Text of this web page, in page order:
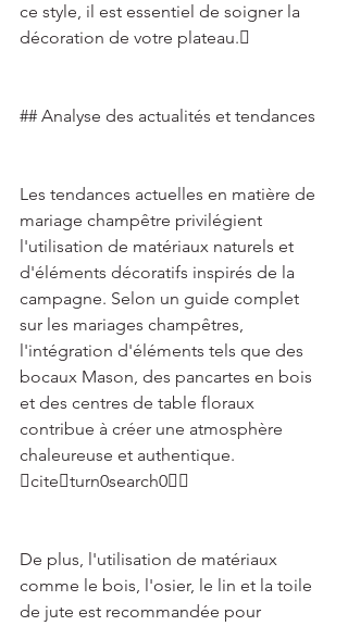
ce style, il est essentiel de soigner la
décoration de votre plateau.
## Analyse des actualités et tendances
Les tendances actuelles en matière de
mariage champêtre privilégient
l'utilisation de matériaux naturels et
d'éléments décoratifs inspirés de la
campagne. Selon un guide complet
sur les mariages champêtres,
l'intégration d'éléments tels que des
bocaux Mason, des pancartes en bois
et des centres de table floraux
contribue à créer une atmosphère
chaleureuse et authentique.
citeturn0search0
De plus, l'utilisation de matériaux
comme le bois, l'osier, le lin et la toile
de jute est recommandée pour